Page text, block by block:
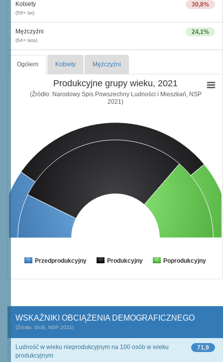
30,8%
Kobiety
(59+ lat)
24,1%
Mężczyźni
(64+ lata)
Ogółem Kobiety Mężczyźni
Produkcyjne grupy wieku, 2021
(Źródło: Narodowy Spis Powszechny Ludności i Mieszkań, NSP
2021)
Przedprodukcyjny Produkcyjny Poprodukcyjny
WSKAŹNIKI OBCIĄŻENIA DEMOGRAFICZNEGO
(Źródło: GUS, NSP 2021)
71,9
Ludność w wieku nieprodukcyjnym na 100 osób w wieku
produkcyjnym